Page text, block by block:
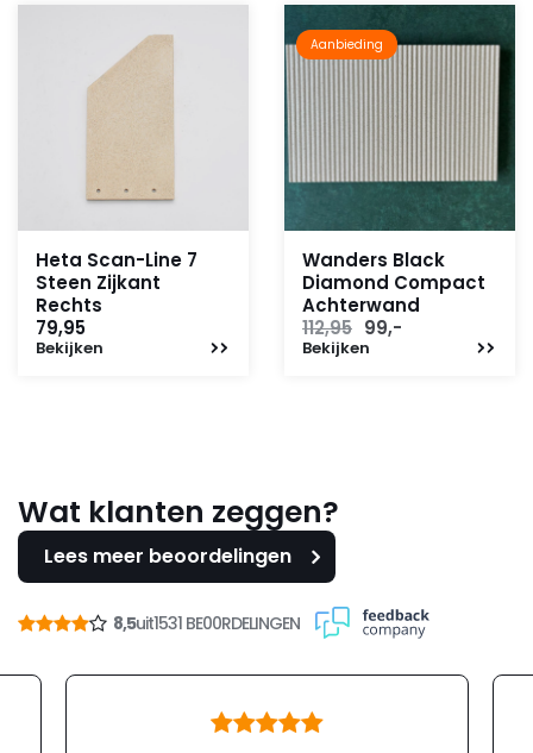
Heta Scan-Line 7
Steen Zijkant
Rechts
79,95
Bekijken
Aanbieding
Wanders Black
Diamond Compact
Achterwand
112,95 Oorspronkelijke
prijs
99,-
Bekijken
Wat klanten zeggen?
Lees meer beoordelingen
8,5uit1531 BE00RDELINGEN